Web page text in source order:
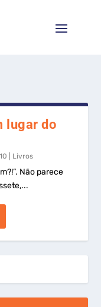
lugar do
Livros
Não parece